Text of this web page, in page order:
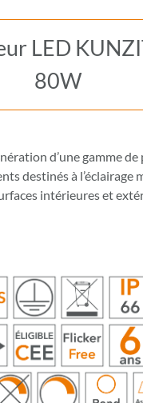
LED
80W
d’une gamme
destinés à l’éclairage
intérieures et